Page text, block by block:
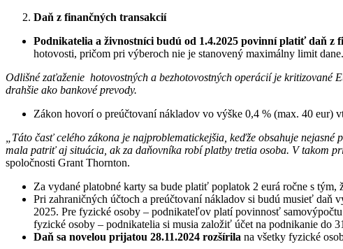
Daň z finančných transakcií
Podnikatelia a živnostníci budú od 1.4.2025 povinní platiť daň z
hotovosti, pričom pri výberoch nie je stanovený maximálny limit dane.
Odlišné zaťaženie hotovostných a bezhotovostných operácií je kritizované
drahšie ako bankové prevody.
Zákon hovorí o preúčtovaní nákladov vo výške 0,4 % (max. 40 eur)
„Táto časť celého zákona je najproblematickejšia, keďže obsahuje
mala patriť aj situácia, ak za daňovníka robí platby tretia osoba. V takom
spoločnosti Grant Thornton.
Za vydané platobné karty sa bude platiť poplatok 2 eurá ročne s tým,
Pri zahraničných účtoch a preúčtovaní nákladov si budú musieť
2025. Pre fyzické osoby – podnikateľov platí povinnosť
fyzické osoby – podnikatelia si musia založiť účet na podnikanie do
Daň sa novelou prijatou 28.11.2024 rozšírila na všetky fyzické